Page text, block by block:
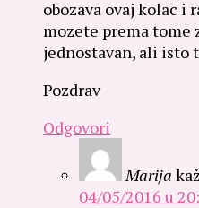
obozava ovaj kolac i
mozete prema tome
jednostavan, ali isto
Pozdrav
Odgovori
Marija
04/05/2016 u